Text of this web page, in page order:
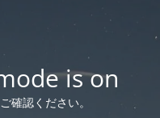
is on
確認ください。